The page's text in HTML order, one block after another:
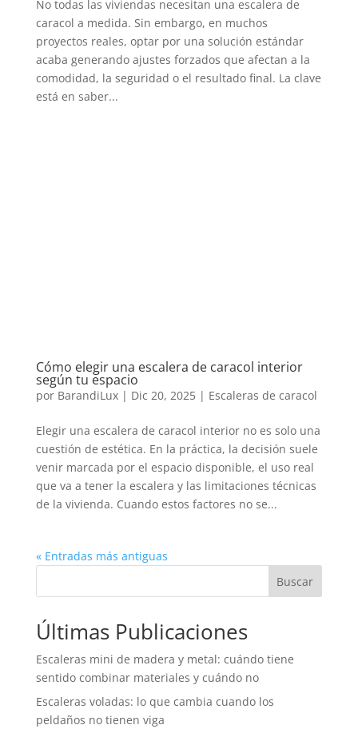
No todas las viviendas necesitan una escalera de
caracol a medida. Sin embargo, en muchos
proyectos reales, optar por una solución estándar
acaba generando ajustes forzados que afectan a la
comodidad, la seguridad o el resultado final. La clave
está en saber...
Cómo elegir una escalera de caracol interior
según tu espacio
por BarandiLux| Dic 20, 2025| Escaleras de caracol
Elegir una escalera de caracol interior no es solo una
cuestión de estética. En la práctica, la decisión suele
venir marcada por el espacio disponible, el uso real
que va a tener la escalera y las limitaciones técnicas
de la vivienda. Cuando estos factores no se...
« Entradas más antiguas
Buscar
Últimas Publicaciones
Escaleras mini de madera y metal: cuándo tiene
sentido combinar materiales y cuándo no
Escaleras voladas: lo que cambia cuando los
peldaños no tienen viga